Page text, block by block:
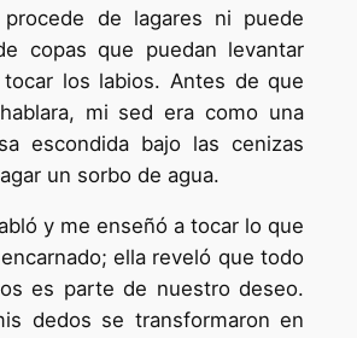
de lagares ni puede
copas que puedan levantar
los labios. Antes de que
mi sed era como una
escondida bajo las cenizas
un sorbo de agua.
y me enseñó a tocar lo que
ella reveló que todo
es parte de nuestro deseo.
dedos se transformaron en